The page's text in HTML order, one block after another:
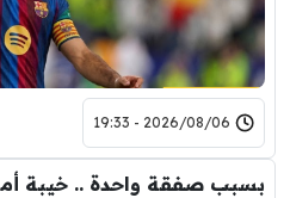
2026/08/06 - 19:33
بسبب صفقة واحدة .. خيبة